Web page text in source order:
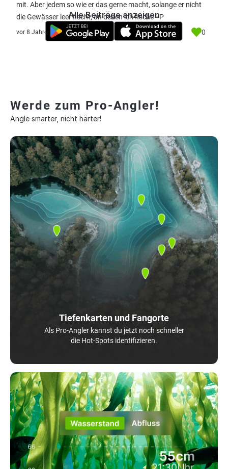
mit. Aber jedem so wie er das gerne macht, solange er nicht
die Gewässer leer fischt, an denen ich fische =P
vor 8 Jahre 0
Alle Beiträge anzeigen
Werde zum Pro-Angler!
Angle smarter, nicht härter!
Tiefenkarten und Fangorte
Als Pro-Angler kannst du jetzt noch schneller
die Hot-Spots identifizieren.